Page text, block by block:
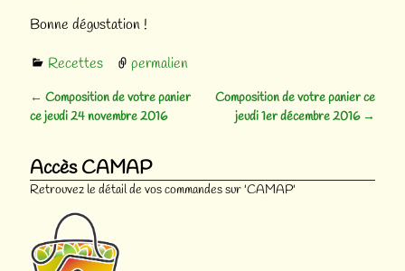
Bonne dégustation !
Recettes permalien
Navigation des articles
← Composition de votre panier
ce jeudi 24 novembre 2016
Composition de votre panier ce
jeudi 1er décembre 2016 →
Accès CAMAP
Retrouvez le détail de vos commandes sur 'CAMAP'